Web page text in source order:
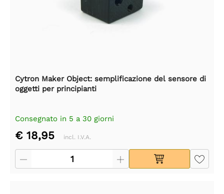
Cytron Maker Object: semplificazione del sensore di
oggetti per principianti
Consegnato in 5 a 30 giorni
€ 18,95 incl. I.V.A.